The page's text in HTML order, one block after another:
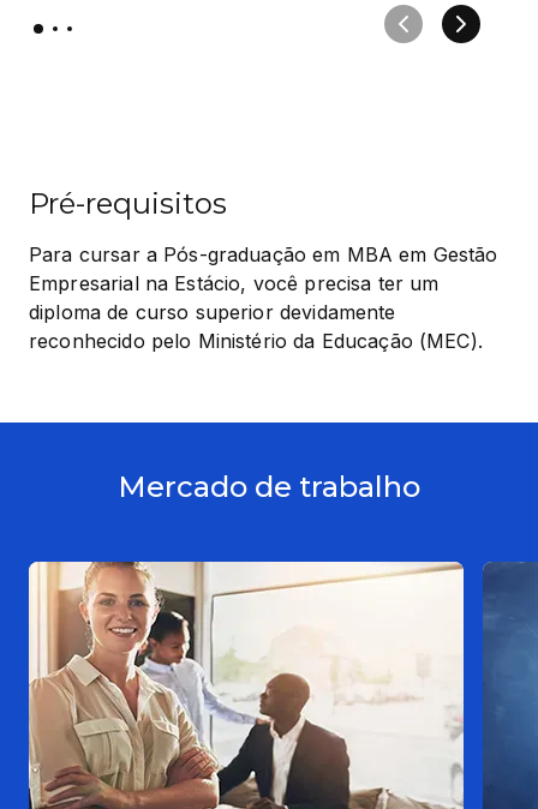
Pré-requisitos
Para cursar a Pós-graduação em MBA em Gestão
Empresarial na Estácio, você precisa ter um
diploma de curso superior devidamente
reconhecido pelo Ministério da Educação (MEC).
Mercado de trabalho